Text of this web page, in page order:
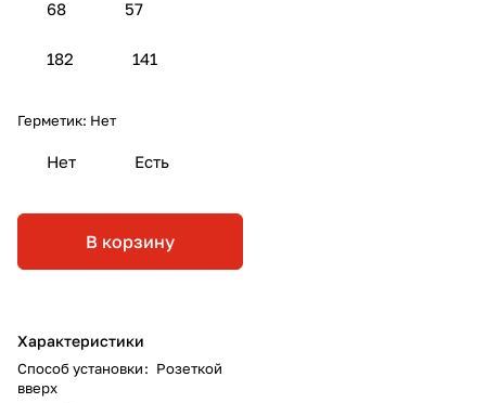
68 57
182 141
Герметик: Нет
Нет Есть
В корзину
Характеристики
Способ установки: Розеткой
вверх